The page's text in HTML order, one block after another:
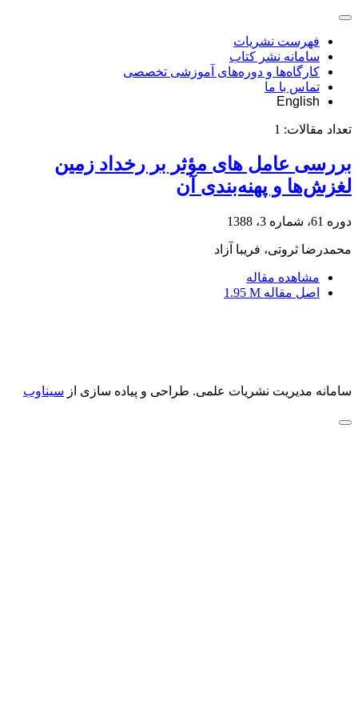
فهرست نشریات
سامانه نشر کتاب
کارگاه‌ها و دوره‌های آموزشی تخصصی
تماس با ما
English
تعداد مقالات: 1
بررسی عامل های مؤثر بر رخداد زمین
لغزش‌ها و پهنه‌بندی آن
دوره 61، شماره 3، 1388
محمدرضا ثروتی، فریبا آزاد
مشاهده مقاله
اصل مقاله 1.95 M
سامانه مدیریت نشریات علمی. طراحی و پیاده سازی از سیناوب